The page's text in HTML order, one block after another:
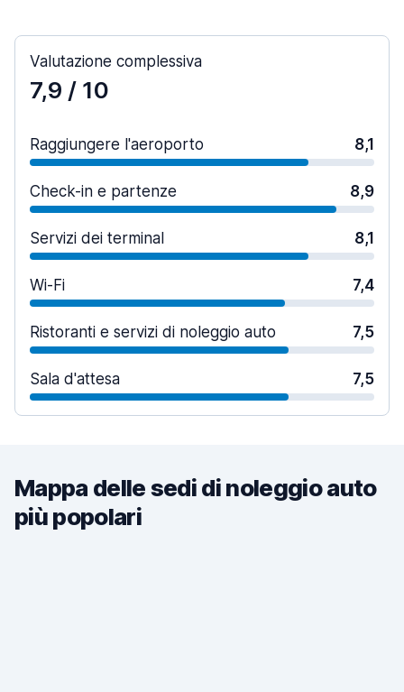
Valutazione complessiva
7,9 / 10
Raggiungere l'aeroporto 8,1
Check-in e partenze 8,9
Servizi dei terminal 8,1
Wi-Fi 7,4
Ristoranti e servizi di noleggio auto 7,5
Sala d'attesa 7,5
Mappa delle sedi di noleggio auto
più popolari